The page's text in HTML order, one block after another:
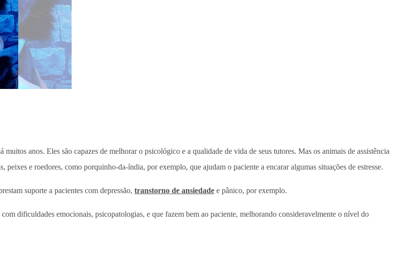
anos. Eles são capazes de melhorar o psicológico e a qualidade de vida de seus tutores. Mas os animais de assistência
peixes e roedores, como porquinho-da-índia, por exemplo, que ajudam o paciente a encarar algumas situações de estresse.
suporte a pacientes com depressão, transtorno de ansiedade e pânico, por exemplo.
com dificuldades emocionais, psicopatologias, e que fazem bem ao paciente, melhorando consideravelmente o nível do